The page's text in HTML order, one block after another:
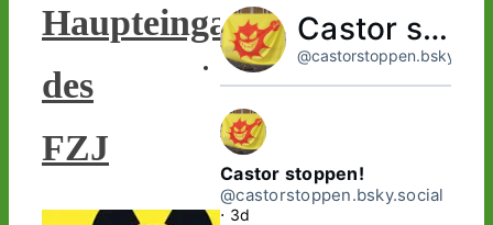
Haupteingang
des
FZJ
Castor stoppen!
Castor stoppen!
@castorstoppen.bsky.social
⋅ 3d